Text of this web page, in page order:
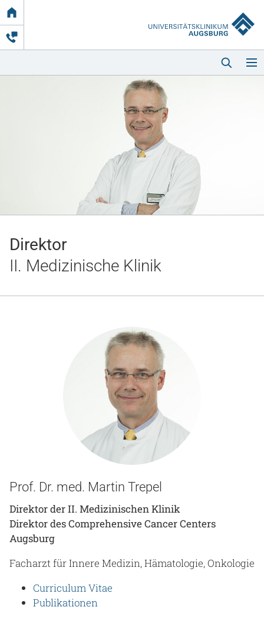
Link
zur
Startseite
Kliniken & Einrichtungen
Notaufnahme
Anreise
Direktor
II. Medizinische Klinik
Prof. Dr. med. Martin Trepel
Direktor der II. Medizinischen Klinik
Direktor des Comprehensive Cancer Centers
Augsburg
Facharzt für Innere Medizin, Hämatologie, Onkologie
Cur­ri­cu­lum Vi­tae
Publikationen